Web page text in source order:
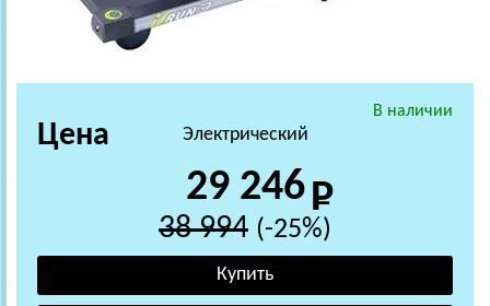
В наличии
Электрический
Цена
29 246
38 994 (-25%)